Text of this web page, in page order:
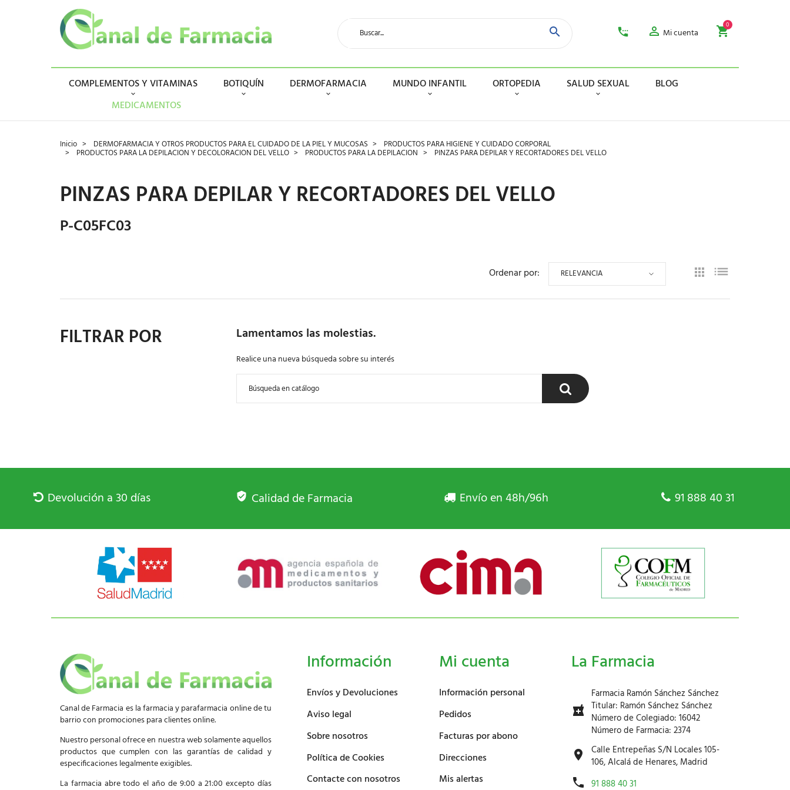
Mi cuenta
0
COMPLEMENTOS Y VITAMINAS BOTIQUÍN DERMOFARMACIA MUNDO INFANTIL ORTOPEDIA SALUD SEXUAL
BLOG
MEDICAMENTOS
Inicio DERMOFARMACIA Y OTROS PRODUCTOS PARA EL CUIDADO DE LA PIEL Y MUCOSAS PRODUCTOS PARA HIGIENE Y CUIDADO CORPORAL
PRODUCTOS PARA LA DEPILACION Y DECOLORACION DEL VELLO PRODUCTOS PARA LA DEPILACION PINZAS PARA DEPILAR Y RECORTADORES DEL VELLO
PINZAS PARA DEPILAR Y RECORTADORES DEL VELLO
P-C05FC03
Ordenar por: RELEVANCIA
Lamentamos las molestias.
Realice una nueva búsqueda sobre su interés
FILTRAR POR
Devolución a 30 días Calidad de Farmacia Envío en 48h/96h 91 888 40 31
Canal de Farmacia es la farmacia y parafarmacia online de tu
barrio con promociones para clientes online.
Nuestro personal ofrece en nuestra web solamente aquellos
productos que cumplen con las garantías de calidad y
especificaciones legalmente exigibles.
La farmacia abre todo el año de 9:00 a 21:00 excepto días
Información
Envíos y Devoluciones
Aviso legal
Sobre nosotros
Política de Cookies
Contacte con nosotros
Mi cuenta
Información personal
Pedidos
Facturas por abono
Direcciones
Mis alertas
La Farmacia
Farmacia Ramón Sánchez Sánchez
Titular: Ramón Sánchez Sánchez
Número de Colegiado: 16042
Número de Farmacia: 2374
Calle Entrepeñas S/N Locales 105-
106, Alcalá de Henares, Madrid
91 888 40 31